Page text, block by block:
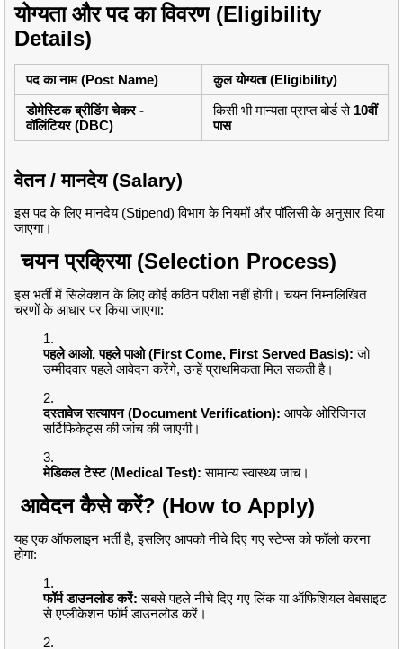
योग्यता और पद का विवरण (Eligibility
Details)
पद का नाम (Post Name)
कुल योग्यता (Eligibility)
डोमेस्टिक ब्रीडिंग चेकर -
वॉलिंटियर (DBC)
किसी भी मान्यता प्राप्त बोर्ड से 10वीं
पास
वेतन / मानदेय (Salary)
इस पद के लिए मानदेय (Stipend) विभाग के नियमों और पॉलिसी के अनुसार दिया
जाएगा।
चयन प्रक्रिया (Selection Process)
इस भर्ती में सिलेक्शन के लिए कोई कठिन परीक्षा नहीं होगी। चयन निम्नलिखित
चरणों के आधार पर किया जाएगा:
पहले आओ, पहले पाओ (First Come, First Served Basis): जो
उम्मीदवार पहले आवेदन करेंगे, उन्हें प्राथमिकता मिल सकती है।
दस्तावेज सत्यापन (Document Verification): आपके ओरिजिनल
सर्टिफिकेट्स की जांच की जाएगी।
मेडिकल टेस्ट (Medical Test): सामान्य स्वास्थ्य जांच।
आवेदन कैसे करें? (How to Apply)
यह एक ऑफलाइन भर्ती है, इसलिए आपको नीचे दिए गए स्टेप्स को फॉलो करना
होगा:
फॉर्म डाउनलोड करें: सबसे पहले नीचे दिए गए लिंक या ऑफिशियल वेबसाइट
से एप्लीकेशन फॉर्म डाउनलोड करें।